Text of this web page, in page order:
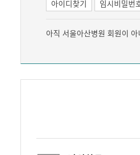
아이디찾기 임시비밀번
아직 서울아산병원 회원이